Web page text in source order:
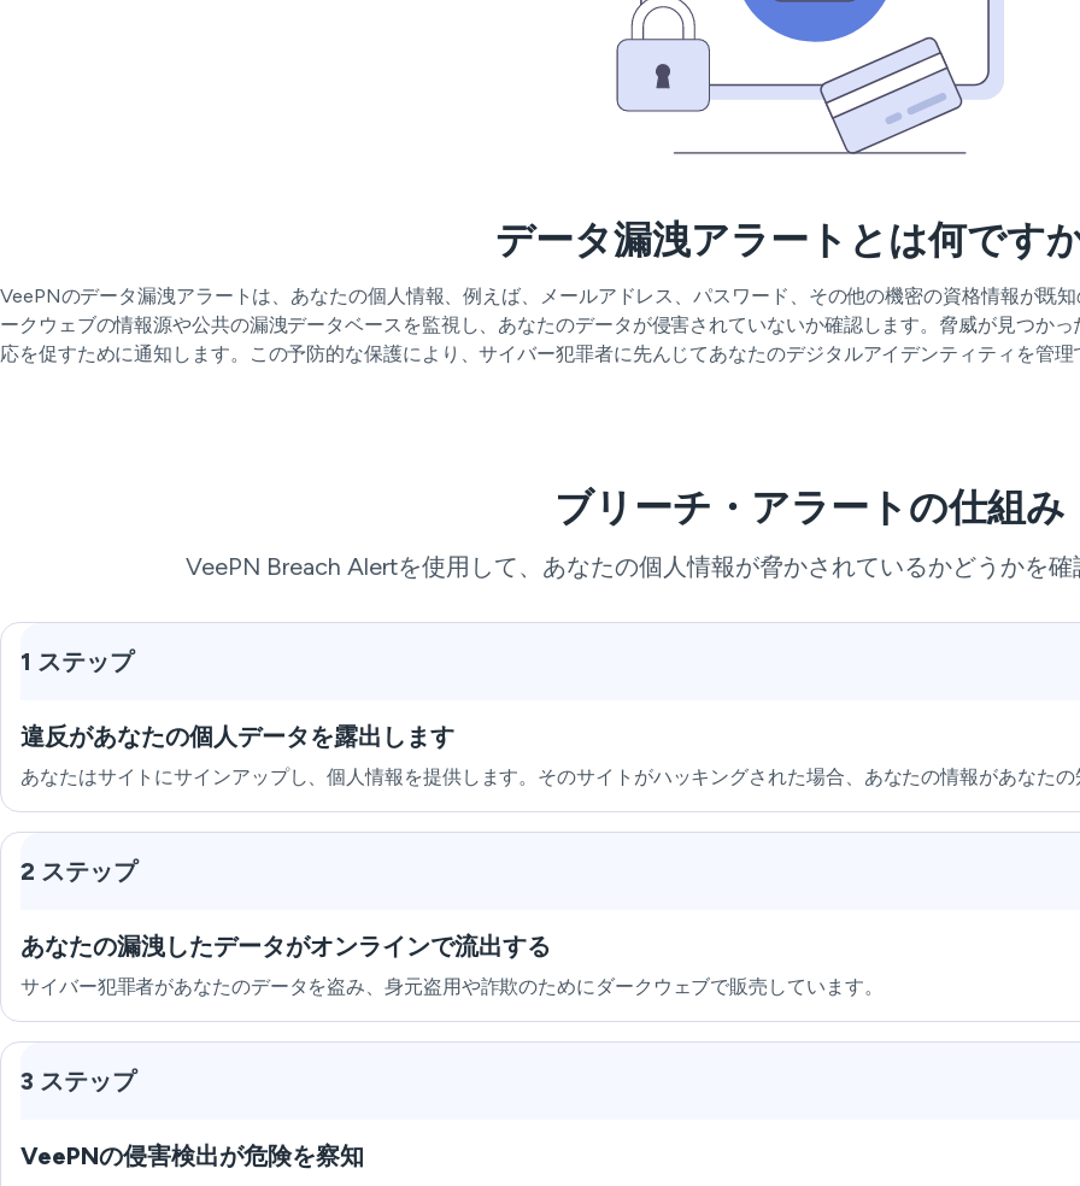
データ漏洩アラートとは何です
VeePNのデータ漏洩アラートは、あなたの個人情報、例えば、メールアドレス、パスワード、その他の機密の資格情報が既
ークウェブの情報源や公共の漏洩データベースを監視し、あなたのデータが侵害されていないか確認します。脅威が見つか
応を促すために通知します。この予防的な保護により、サイバー犯罪者に先んじてあなたのデジタルアイデンティティを管理
ブリーチ・アラートの仕組み
VeePN Breach Alertを使用して、あなたの個人情報が脅かされているかどうかを
1 ステップ
違反があなたの個人データを露出します
あなたはサイトにサインアップし、個人情報を提供します。そのサイトがハッキングされた場合、あなたの情報があなた
2 ステップ
あなたの漏洩したデータがオンラインで流出する
サイバー犯罪者があなたのデータを盗み、身元盗用や詐欺のためにダークウェブで販売しています。
3 ステップ
VeePNの侵害検出が危険を察知